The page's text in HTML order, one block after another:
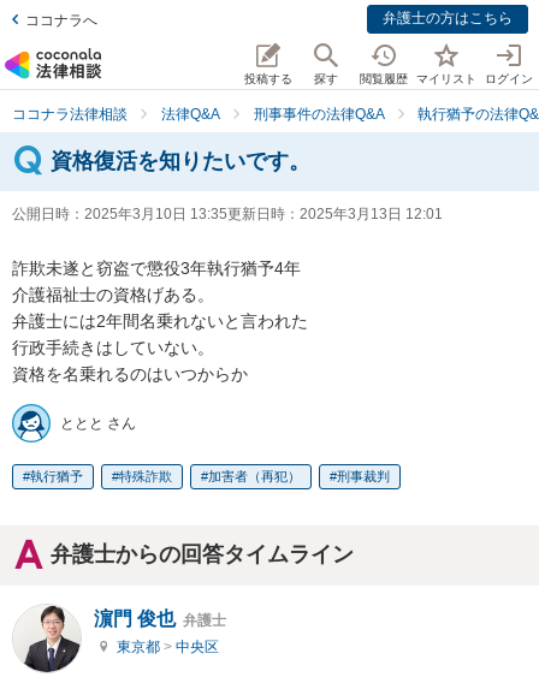
ココナラへ 弁護士の方はこちら
投稿する 探す 閲覧履歴 マイリスト ログイン
ココナラ法律相談 法律Q&A 刑事事件の法律Q&A 執行猶予の法律
資格復活を知りたいです。
公開日時： 2025年3月10日 13:35更新日時： 2025年3月13日 12:01
詐欺未遂と窃盗で懲役3年執行猶予4年
介護福祉士の資格げある。
弁護士には2年間名乗れないと言われた
行政手続きはしていない。
資格を名乗れるのはいつからか
ととと さん
執行猶予 特殊詐欺 加害者（再犯） 刑事裁判
弁護士からの回答タイムライン
濵門 俊也 弁護士
東京都 > 中央区